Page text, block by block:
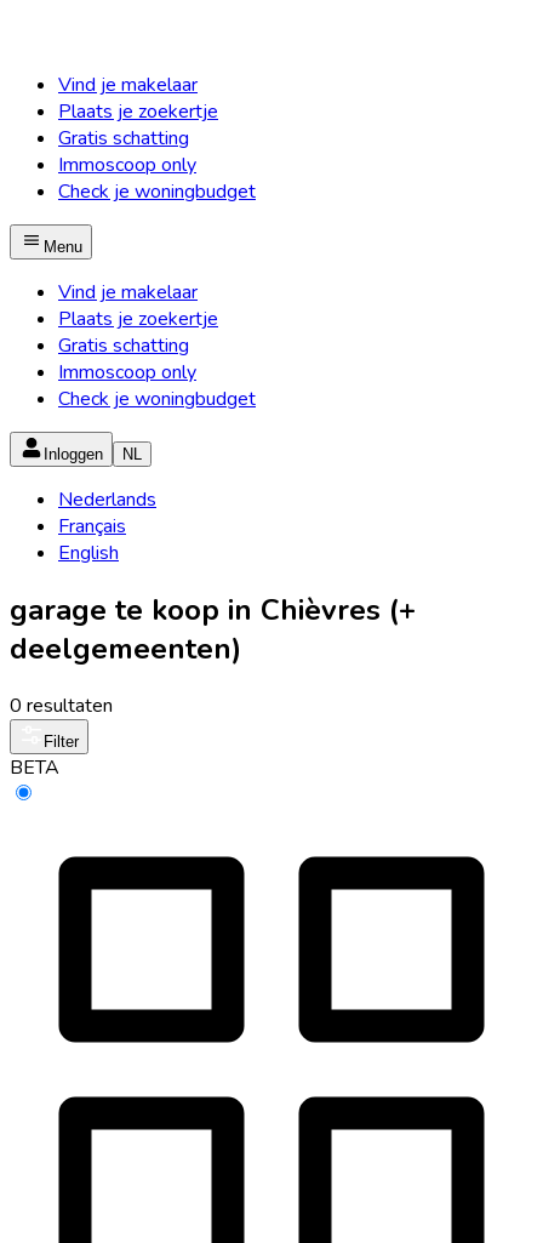
Vind je makelaar
Plaats je zoekertje
Gratis schatting
Immoscoop only
Check je woningbudget
Menu
Vind je makelaar
Plaats je zoekertje
Gratis schatting
Immoscoop only
Check je woningbudget
Inloggen NL
Nederlands
Français
English
garage te koop in Chièvres (+
deelgemeenten)
0 resultaten
Filter
BETA